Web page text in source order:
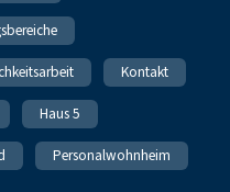
Kontakt
Haus 5
Personalwohnheim